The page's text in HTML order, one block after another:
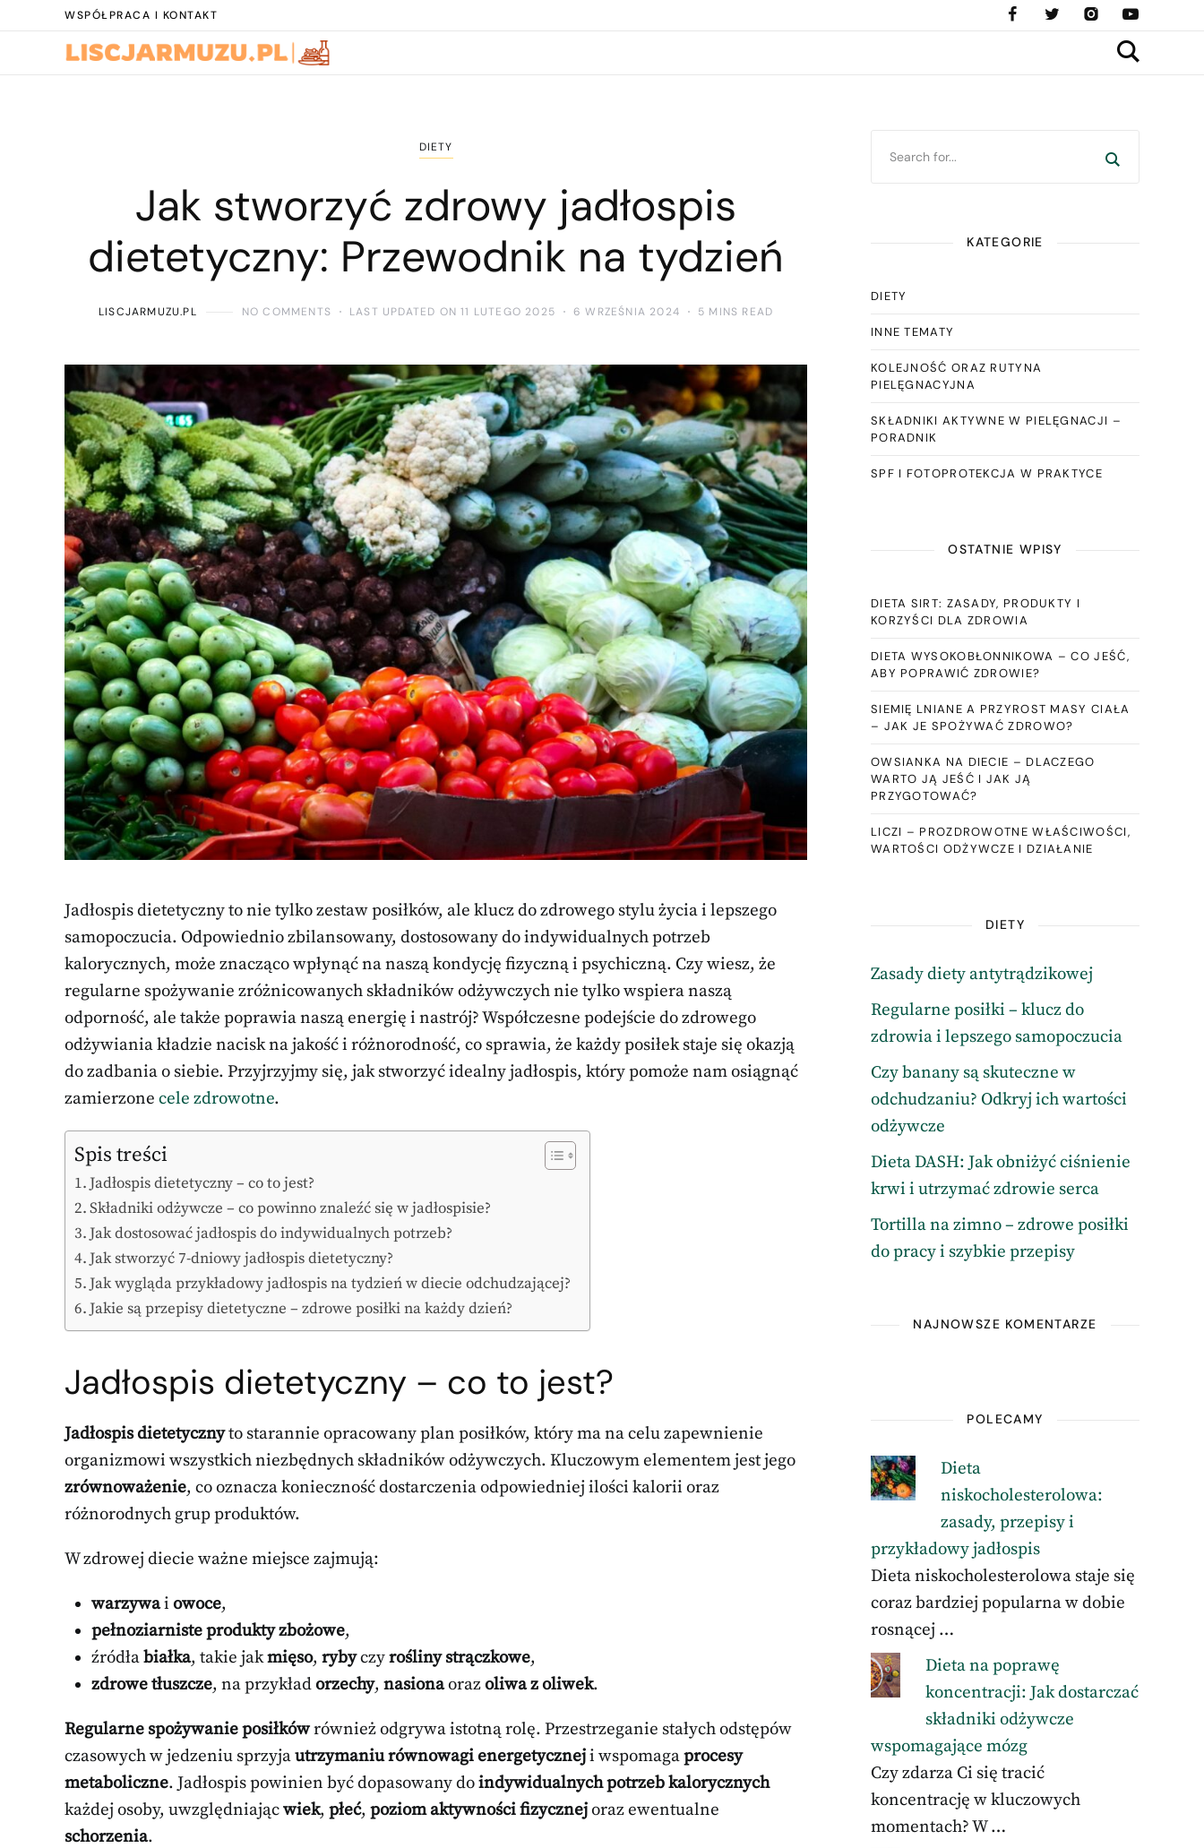
WSPÓŁPRACA I KONTAKT
DIETY
Jak stworzyć zdrowy jadłospis
dietetyczny: Przewodnik na tydzień
LISCJARMUZU.PL NO COMMENTS LAST UPDATED ON 11 LUTEGO 2025 6 WRZEŚNIA 2024 5 MINS READ
Jadłospis dietetyczny to nie tylko zestaw posiłków, ale klucz do zdrowego stylu życia i lepszego
samopoczucia. Odpowiednio zbilansowany, dostosowany do indywidualnych potrzeb
kalorycznych, może znacząco wpłynąć na naszą kondycję fizyczną i psychiczną. Czy wiesz, że
regularne spożywanie zróżnicowanych składników odżywczych nie tylko wspiera naszą
odporność, ale także poprawia naszą energię i nastrój? Współczesne podejście do zdrowego
odżywiania kładzie nacisk na jakość i różnorodność, co sprawia, że każdy posiłek staje się okazją
do zadbania o siebie. Przyjrzyjmy się, jak stworzyć idealny jadłospis, który pomoże nam osiągnąć
zamierzone cele zdrowotne.
Spis treści
Jadłospis dietetyczny – co to jest?
Składniki odżywcze – co powinno znaleźć się w jadłospisie?
Jak dostosować jadłospis do indywidualnych potrzeb?
Jak stworzyć 7-dniowy jadłospis dietetyczny?
Jak wygląda przykładowy jadłospis na tydzień w diecie odchudzającej?
Jakie są przepisy dietetyczne – zdrowe posiłki na każdy dzień?
Jadłospis dietetyczny – co to jest?
Jadłospis dietetycznyto starannie opracowany plan posiłków, który ma na celu zapewnienie
organizmowi wszystkich niezbędnych składników odżywczych. Kluczowym elementem jest jego
zrównoważenie, co oznacza konieczność dostarczenia odpowiedniej ilości kalorii oraz
różnorodnych grup produktów.
W zdrowej diecie ważne miejsce zajmują:
warzywai owoce,
pełnoziarniste produkty zbożowe,
źródłabiałka, takie jakmięso, rybyczyrośliny strączkowe,
zdrowe tłuszcze, na przykładorzechy, nasionaorazoliwa z oliwek.
Regularne spożywanie posiłkówrównież odgrywa istotną rolę. Przestrzeganie stałych odstępów
czasowych w jedzeniu sprzyjautrzymaniu równowagi energetyczneji wspomagaprocesy
metaboliczne. Jadłospis powinien być dopasowany doindywidualnych potrzeb kalorycznych
każdej osoby, uwzględniającwiek, płeć, poziom aktywności fizycznejoraz ewentualne
schorzenia.
KATEGORIE
DIETY
INNE TEMATY
KOLEJNOŚĆ ORAZ RUTYNA
PIELĘGNACYJNA
SKŁADNIKI AKTYWNE W PIELĘGNACJI –
PORADNIK
SPF I FOTOPROTEKCJA W PRAKTYCE
OSTATNIE WPISY
DIETA SIRT: ZASADY, PRODUKTY I
KORZYŚCI DLA ZDROWIA
DIETA WYSOKOBŁONNIKOWA – CO JEŚĆ,
ABY POPRAWIĆ ZDROWIE?
SIEMIĘ LNIANE A PRZYROST MASY CIAŁA
– JAK JE SPOŻYWAĆ ZDROWO?
OWSIANKA NA DIECIE – DLACZEGO
WARTO JĄ JEŚĆ I JAK JĄ
PRZYGOTOWAĆ?
LICZI – PROZDROWOTNE WŁAŚCIWOŚCI,
WARTOŚCI ODŻYWCZE I DZIAŁANIE
DIETY
Zasady diety antytrądzikowej
Regularne posiłki – klucz do
zdrowia i lepszego samopoczucia
Czy banany są skuteczne w
odchudzaniu? Odkryj ich wartości
odżywcze
Dieta DASH: Jak obniżyć ciśnienie
krwi i utrzymać zdrowie serca
Tortilla na zimno – zdrowe posiłki
do pracy i szybkie przepisy
NAJNOWSZE KOMENTARZE
POLECAMY
Dieta
niskocholesterolowa:
zasady, przepisy i
przykładowy jadłospis
Dieta niskocholesterolowa staje się
coraz bardziej popularna w dobie
rosnącej …
Dieta na poprawę
koncentracji: Jak dostarczać
składniki odżywcze
wspomagające mózg
Czy zdarza Ci się tracić
koncentrację w kluczowych
momentach? W …